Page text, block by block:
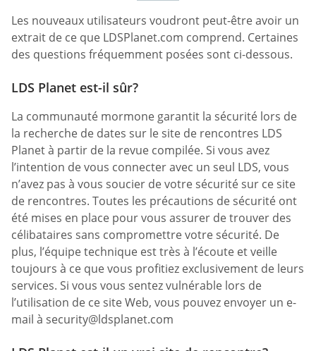
Les nouveaux utilisateurs voudront peut-être avoir un
extrait de ce que LDSPlanet.com comprend. Certaines
des questions fréquemment posées sont ci-dessous.
LDS Planet est-il sûr?
La communauté mormone garantit la sécurité lors de
la recherche de dates sur le site de rencontres LDS
Planet à partir de la revue compilée. Si vous avez
l’intention de vous connecter avec un seul LDS, vous
n’avez pas à vous soucier de votre sécurité sur ce site
de rencontres. Toutes les précautions de sécurité ont
été mises en place pour vous assurer de trouver des
célibataires sans compromettre votre sécurité. De
plus, l’équipe technique est très à l’écoute et veille
toujours à ce que vous profitiez exclusivement de leurs
services. Si vous vous sentez vulnérable lors de
l’utilisation de ce site Web, vous pouvez envoyer un e-
mail à security@ldsplanet.com